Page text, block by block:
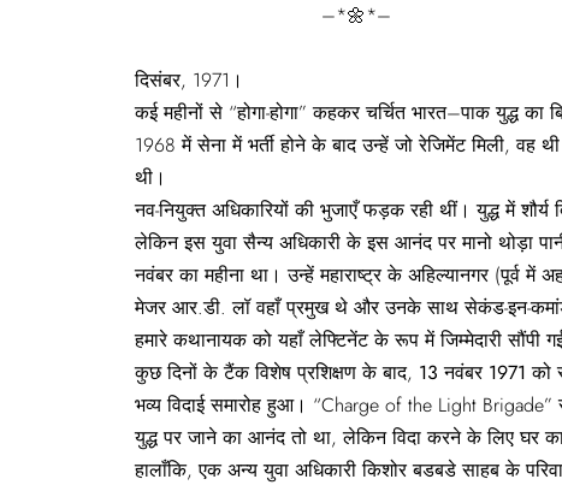
–*🌼*–
दिसंबर, 1971।
कई महीनों से “होगा-होगा” कहकर चर्चित भारत–पाक युद्ध
1968 में सेना में भर्ती होने के बाद उन्हें जो रेजिमेंट मिली, वह
थी।
नव-नियुक्त अधिकारियों की भुजाएँ फड़क रही थीं। युद्ध में शौर्य
लेकिन इस युवा सैन्य अधिकारी के इस आनंद पर मानो थोड़ा
नवंबर का महीना था। उन्हें महाराष्ट्र के अहिल्यानगर (पूर्व
मेजर आर.डी. लॉ वहाँ प्रमुख थे और उनके साथ सेकंड-इन-
हमारे कथानायक को यहाँ लेफ्टिनेंट के रूप में जिम्मेदारी सौंपी
कुछ दिनों के टैंक विशेष प्रशिक्षण के बाद, 13नवंबर 1971 को
भव्य विदाई समारोह हुआ। “Charge of the Light Brigade”
युद्ध पर जाने का आनंद तो था, लेकिन विदा करने के लिए घर
हालाँकि, एक अन्य युवा अधिकारी किशोर बडबडे साहब के